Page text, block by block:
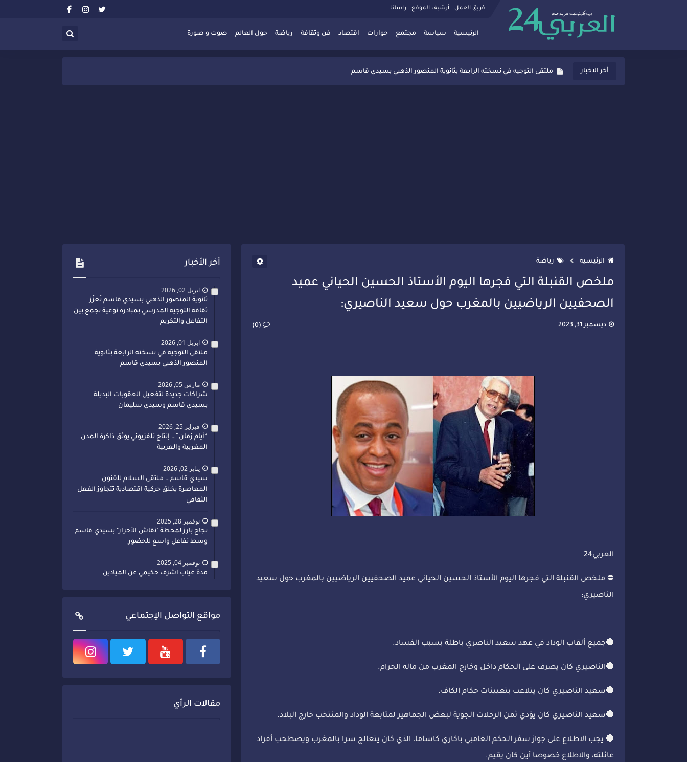
فريق العمل أرشيف الموقع راسلنا
الرئيسية سياسة مجتمع حوارات اقتصاد فن وثقافة رياضة حول العالم صوت و صورة
أخر الاخبار
ثانوية المنصور الذهبي بسيدي قاسم تُعزّز ثقافة التوجيه المدرسي بمبادرة نوعية تجمع بين التفاعل والتكريم
ملتقى التوجيه في نسخته الرابعة بثانوية المنصور الذهبي بسيدي قاسم
الرئيسية رياضة
ملخص القنبلة التي فجرها اليوم الأستاذ الحسين الحياني عميد
الصحفيين الرياضيين بالمغرب حول سعيد الناصيري:
ديسمبر 31, 2023 (0)
العربي24
⛔ ملخص القنبلة التي فجرها اليوم الأستاذ الحسين الحياني عميد الصحفيين الرياضيين بالمغرب حول سعيد
الناصيري:
🔴جميع ألقاب الوداد في عهد سعيد الناصري باطلة بسبب الفساد.
🔴الناصيري كان يصرف على الحكام داخل وخارج المغرب من ماله الحرام.
🔴سعيد الناصيري كان يتلاعب بتعيينات حكام الكاف.
🔴سعيد الناصيري كان يؤدي ثمن الرحلات الجوية لبعض الجماهير لمتابعة الوداد والمنتخب خارج البلاد.
🔴 يجب الاطلاع على جواز سفر الحكم الغامبي باكاري كاساما، الذي كان يتعالج سرا بالمغرب ويصطحب أفراد
عائلته، والاطلاع خصوصا أين كان يقيم.
أخر الأخبار
ابريل 02, 2026
ثانوية المنصور الذهبي بسيدي قاسم تُعزّز
ثقافة التوجيه المدرسي بمبادرة نوعية تجمع بين
التفاعل والتكريم
ابريل 01, 2026
ملتقى التوجيه في نسخته الرابعة بثانوية
المنصور الذهبي بسيدي قاسم
مارس 05, 2026
شراكات جديدة لتفعيل العقوبات البديلة
بسيدي قاسم وسيدي سليمان
فبراير 25, 2026
“أيام زمان”… إنتاج تلفزيوني يوثق ذاكرة المدن
المغربية والعربية
يناير 02, 2026
سيدي قاسم… ملتقى السلام للفنون
المعاصرة يخلق حركية اقتصادية تتجاوز الفعل
الثقافي
نوفمبر 28, 2025
نجاح بارز لمحطة "نقاش الأحرار" بسيدي قاسم
وسط تفاعل واسع للحضور
نوفمبر 04, 2025
مدة غياب اشرف حكيمي عن الميادين
مواقع التواصل الإجتماعي
مقالات الرأي